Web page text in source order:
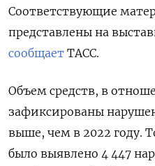
Соответствующие
представлены на
сообщает ТАСС.
Объем средств, в
зафиксированы
выше, чем в 2022 году.
было выявлено 4 447